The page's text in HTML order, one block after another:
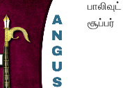
பாலிவுட்
சூப்பர்